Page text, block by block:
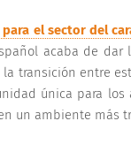
el sector del
acaba de dar
la transición entre
única para
un ambiente más